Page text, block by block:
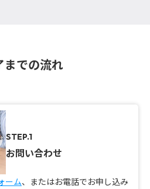
までの流れ
STEP.1
お問い合わせ
ーム、またはお電話でお申し込み